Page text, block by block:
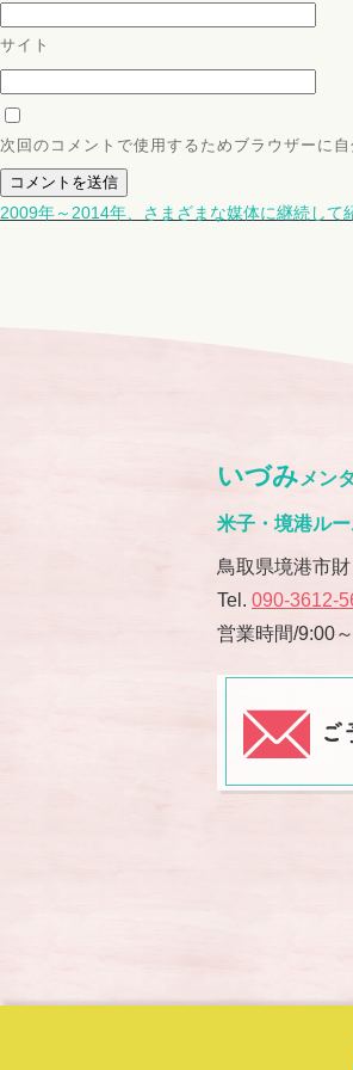
サイト
次回のコメントで使用するためブラウザーに
2009年～2014年、さまざまな媒体に継続して
いづみ メン
米子・境港ルー
鳥取県境港市
Tel. 090-3612-
営業時間/9:00